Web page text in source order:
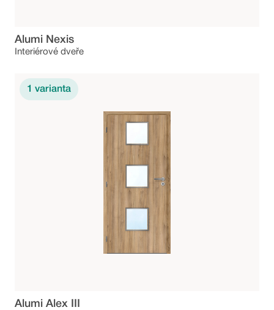
Alumi Nexis
Interiérové dveře
Alumi Alex III
1 varianta